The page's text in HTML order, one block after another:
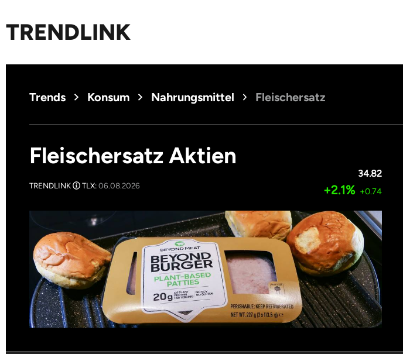
TRENDLINK
Trends Konsum Nahrungsmittel Fleischersatz
Fleischersatz Aktien
TRENDLINK TLX:06.08.2026
34.82
+2.1% +0.74